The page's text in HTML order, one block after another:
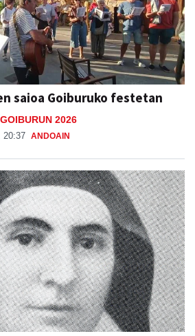
saioa Goiburuko festetan
2026
20:37 ANDOAIN